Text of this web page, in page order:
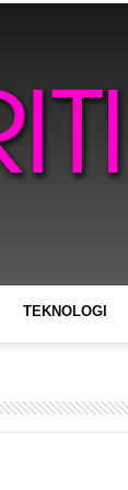
TEKNOLOGI